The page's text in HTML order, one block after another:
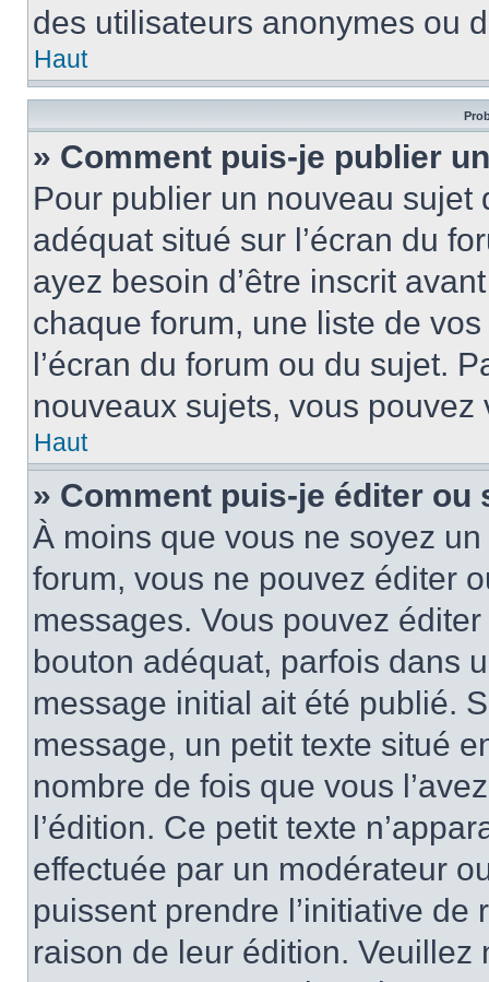
des utilisateurs anonymes ou
Haut
» Comment puis-je publier
Pour publier un nouveau
adéquat situé sur l’écran du
ayez besoin d’être inscrit
chaque forum, une liste de
l’écran du forum ou du sujet.
nouveaux sujets, vous
Haut
» Comment puis-je éditer
À moins que vous ne soyez
forum, vous ne pouvez éditer
messages. Vous pouvez
bouton adéquat, parfois dans
message initial ait été publié.
message, un petit texte situé
nombre de fois que vous
l’édition. Ce petit texte
effectuée par un modérateur
puissent prendre l’initiative
raison de leur édition.